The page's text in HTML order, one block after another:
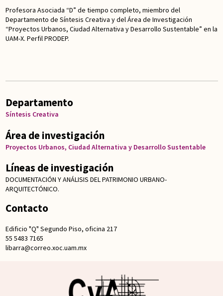
Profesora Asociada “D” de tiempo completo, miembro del
Departamento de Síntesis Creativa y del Área de Investigación
“Proyectos Urbanos, Ciudad Alternativa y Desarrollo Sustentable” en la
UAM-X. Perfil PRODEP.
Departamento
Síntesis Creativa
Área de investigación
Proyectos Urbanos, Ciudad Alternativa y Desarrollo Sustentable
Líneas de investigación
DOCUMENTACIÓN Y ANÁLISIS DEL PATRIMONIO URBANO-
ARQUITECTÓNICO.
Contacto
Edificio "Q" Segundo Piso, oficina 217
55 5483 7165
libarra@correo.xoc.uam.mx